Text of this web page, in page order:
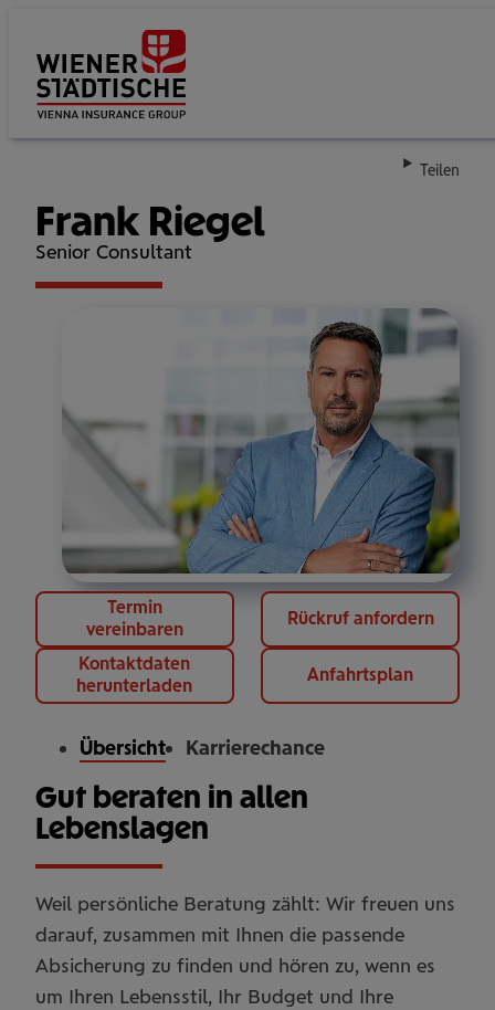
Teilen
Frank Riegel
Senior Consultant
Termin
vereinbaren
Rückruf anfordern
Kontaktdaten
herunterladen
Anfahrtsplan
Übersicht Karrierechance
Gut beraten in allen
Lebenslagen
Weil persönliche Beratung zählt: Wir freuen uns
darauf, zusammen mit Ihnen die passende
Absicherung zu finden und hören zu, wenn es
um Ihren Lebensstil, Ihr Budget und Ihre